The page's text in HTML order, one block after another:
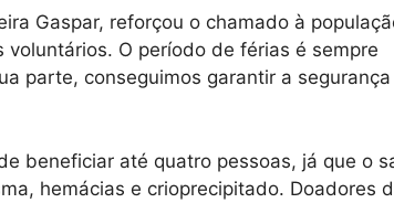
Gaspar, reforçou o chamado à
O período de férias é sempre
parte, conseguimos garantir a segurança
beneficiar até quatro pessoas, já que o
hemácias e crioprecipitado. Doadores